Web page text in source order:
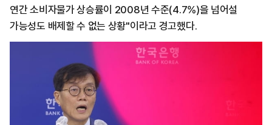
연간 소비자물가 상승률이 2008년 수준(4.7%)을 넘어설
가능성도 배제할 수 없는 상황"이라고 경고했다.